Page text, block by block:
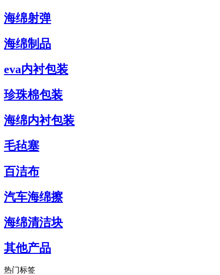
海绵射弹
海绵制品
eva内衬包装
珍珠棉包装
海绵内衬包装
毛毡塞
百洁布
汽车海绵擦
海绵清洁块
其他产品
热门标签